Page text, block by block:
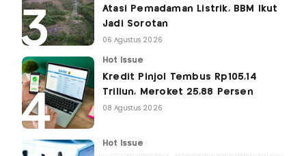
Atasi Pemadaman Listrik, BBM Ikut
Jadi Sorotan
06 Agustus 2026
Hot Issue
Kredit Pinjol Tembus Rp105,14
Triliun, Meroket 25,88 Persen
08 Agustus 2026
Hot Issue